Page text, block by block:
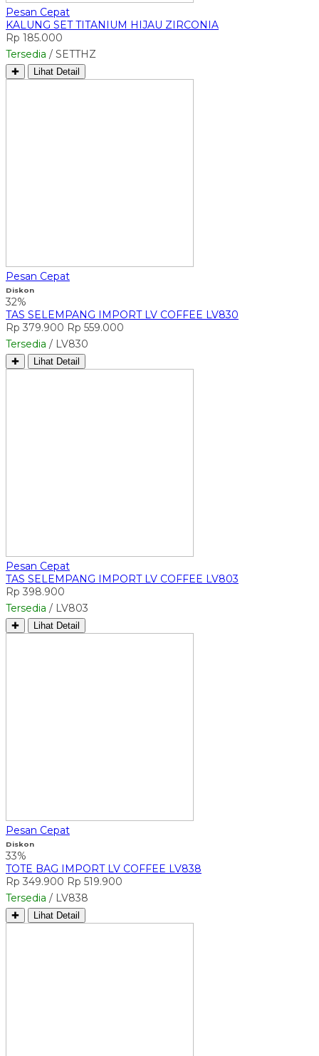
Pesan Cepat
KALUNG SET TITANIUM HIJAU ZIRCONIA
Rp 185.000
Tersedia / SETTHZ
✚ Lihat Detail
Pesan Cepat
Diskon
32%
TAS SELEMPANG IMPORT LV COFFEE LV830
Rp 379.900 Rp 559.000
Tersedia / LV830
✚ Lihat Detail
Pesan Cepat
TAS SELEMPANG IMPORT LV COFFEE LV803
Rp 398.900
Tersedia / LV803
✚ Lihat Detail
Pesan Cepat
Diskon
33%
TOTE BAG IMPORT LV COFFEE LV838
Rp 349.900 Rp 519.900
Tersedia / LV838
✚ Lihat Detail